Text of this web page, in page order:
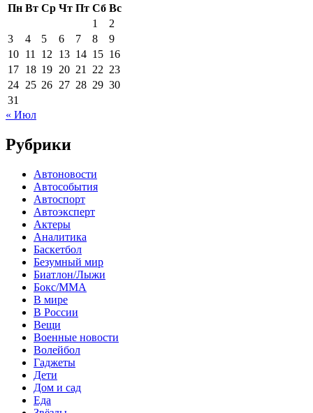
Пн Вт Ср Чт Пт Сб Вс
1
2
3
4 5 6 7 8
9
10 11 12 13 14 15 16
17 18 19 20 21 22 23
24 25 26 27 28 29 30
31
« Июл
Рубрики
Автоновости
Автособытия
Автоспорт
Автоэксперт
Актеры
Аналитика
Баскетбол
Безумный мир
Биатлон/Лыжи
Бокс/MMA
В мире
В России
Вещи
Военные новости
Волейбол
Гаджеты
Дети
Дом и сад
Еда